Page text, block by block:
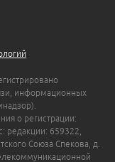
информационных
о регистрации:
редакции: 659322,
Союза Спекова, д.